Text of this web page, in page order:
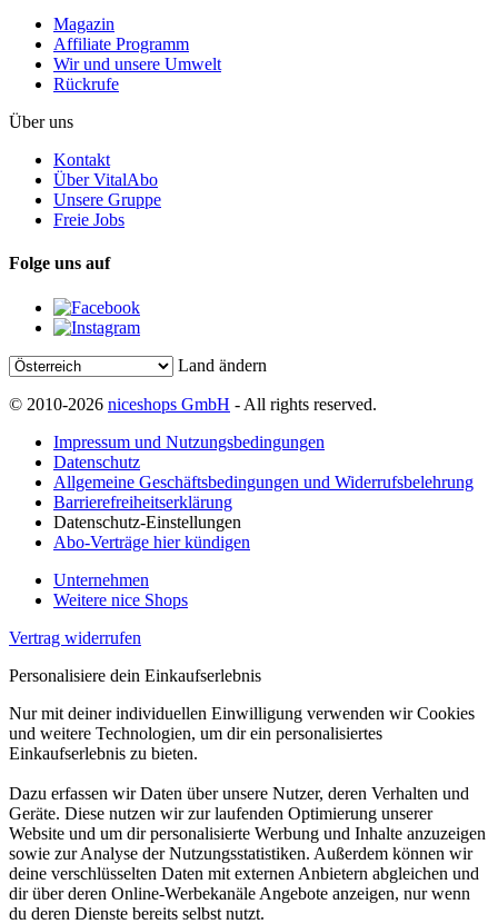
Magazin
Affiliate Programm
Wir und unsere Umwelt
Rückrufe
Über uns
Kontakt
Über VitalAbo
Unsere Gruppe
Freie Jobs
Folge uns auf
Land ändern
© 2010-2026 niceshops GmbH - All rights reserved.
Impressum und Nutzungsbedingungen
Datenschutz
Allgemeine Geschäftsbedingungen und Widerrufsbelehrung
Barrierefreiheitserklärung
Datenschutz-Einstellungen
Abo-Verträge hier kündigen
Unternehmen
Weitere nice Shops
Vertrag widerrufen
Personalisiere dein Einkaufserlebnis
Nur mit deiner individuellen Einwilligung verwenden wir Cookies
und weitere Technologien, um dir ein personalisiertes
Einkaufserlebnis zu bieten.
Dazu erfassen wir Daten über unsere Nutzer, deren Verhalten und
Geräte. Diese nutzen wir zur laufenden Optimierung unserer
Website und um dir personalisierte Werbung und Inhalte anzuzeigen
sowie zur Analyse der Nutzungsstatistiken. Außerdem können wir
deine verschlüsselten Daten mit externen Anbietern abgleichen und
dir über deren Online-Werbekanäle Angebote anzeigen, nur wenn
du deren Dienste bereits selbst nutzt.